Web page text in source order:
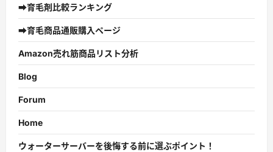
➡育毛剤比較ランキング
➡育毛商品通販購入ページ
Amazon売れ筋商品リスト分析
Blog
Forum
Home
ウォーターサーバーを後悔する前に選ぶポイント！